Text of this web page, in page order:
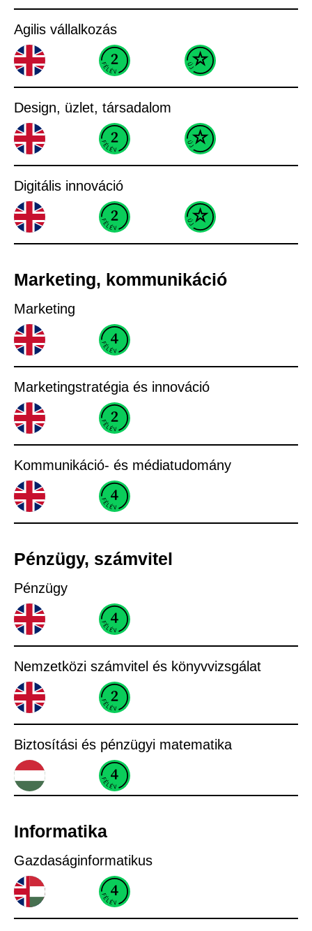
Agilis vállalkozás
Design, üzlet, társadalom
Digitális innováció
Marketing, kommunikáció​
Marketing
Marketingstratégia és innováció
Kommunikáció- és médiatudomány
Pénzügy, számvitel​
Pénzügy
Nemzetközi számvitel és könyvvizsgálat
Biztosítási és pénzügyi matematika
Informatika​
Gazdaságinformatikus